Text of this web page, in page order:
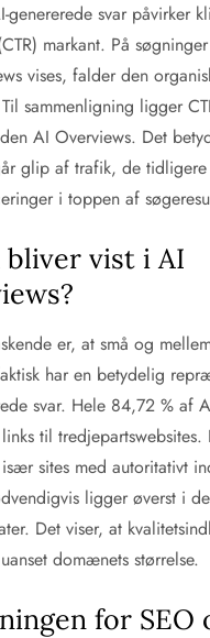
genererede svar påvirker
markant. På
vises, falder den
sammenligning ligger
AI Overviews. Det
glip af trafik, de
i toppen af
bliver vist i AI
er, at små og
har en betydelig
svar. Hele 84,72 % af
til tredjepartswebsites.
sites med autoritativt
ligger øverst i
Det viser, at
domænets størrelse.
for SEO